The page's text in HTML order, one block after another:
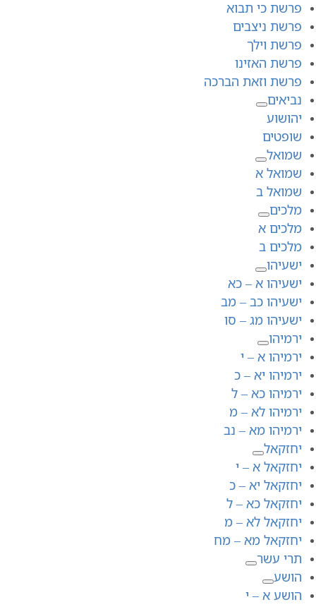
פרשת כי תבוא
פרשת ניצבים
פרשת וילך
פרשת האזינו
פרשת וזאת הברכה
נביאים
יהושוע
שופטים
שמואל
שמואל א
שמואל ב
מלכים
מלכים א
מלכים ב
ישעיהו
ישעיהו א – כא
ישעיהו כב – מב
ישעיהו מג – סו
ירמיהו
ירמיהו א – י
ירמיהו יא – כ
ירמיהו כא – ל
ירמיהו לא – מ
ירמיהו מא – נב
יחזקאל
יחזקאל א – י
יחזקאל יא – כ
יחזקאל כא – ל
יחזקאל לא – מ
יחזקאל מא – מח
תרי עשר
הושע
הושע א – י